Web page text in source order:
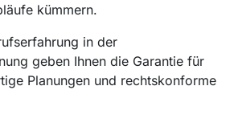
kümmern.
in der
geben Ihnen die Garantie für
Planungen und rechtskonforme